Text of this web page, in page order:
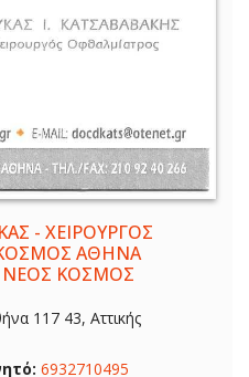
- ΧΕΙΡΟΥΡΓΟΣ
ΑΘΗΝΑ
ΝΕΟΣ ΚΟΣΜΟΣ
117 43, Αττικής
6932710495